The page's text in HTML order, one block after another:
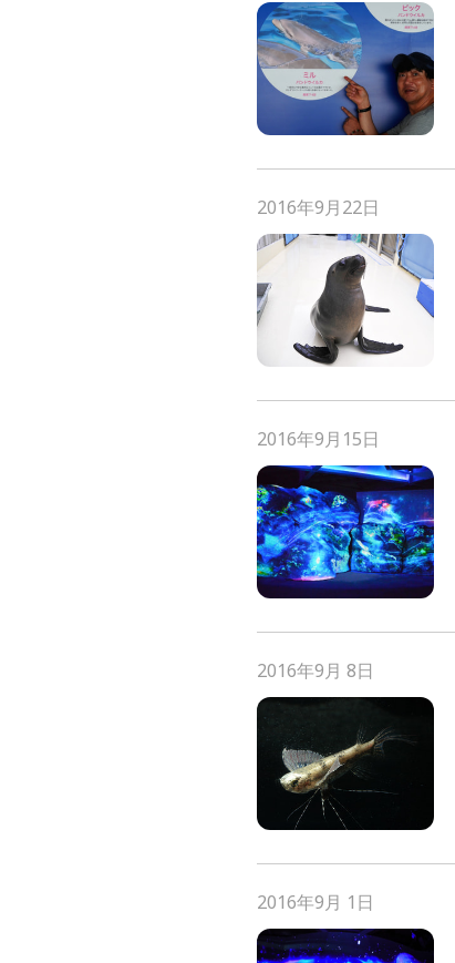
2016年9月22日
2016年9月15日
2016年9月 8日
2016年9月 1日